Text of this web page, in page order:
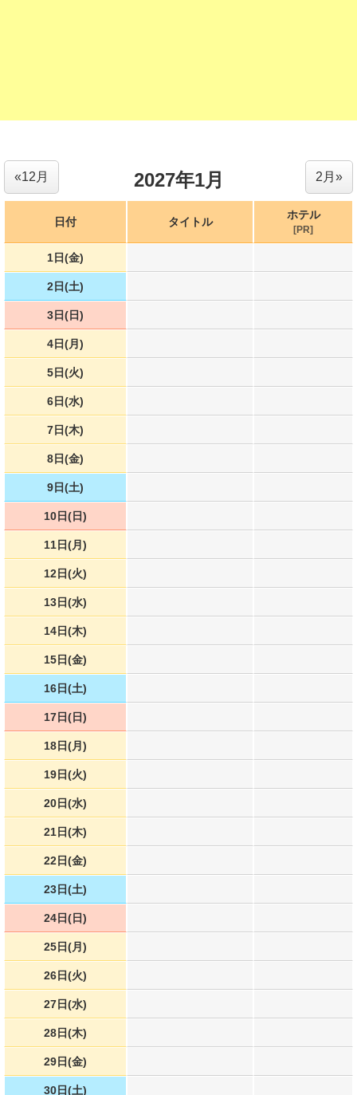
2027年1月 2月»
«12月
日付 タイトル
ホテル
[PR]
1日(金)
2日(土)
3日(日)
4日(月)
5日(火)
6日(水)
7日(木)
8日(金)
9日(土)
10日(日)
11日(月)
12日(火)
13日(水)
14日(木)
15日(金)
16日(土)
17日(日)
18日(月)
19日(火)
20日(水)
21日(木)
22日(金)
23日(土)
24日(日)
25日(月)
26日(火)
27日(水)
28日(木)
29日(金)
30日(土)